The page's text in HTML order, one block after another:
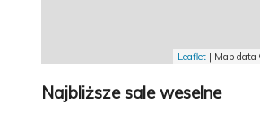
Leaflet | Map data
Najbliższe sale weselne